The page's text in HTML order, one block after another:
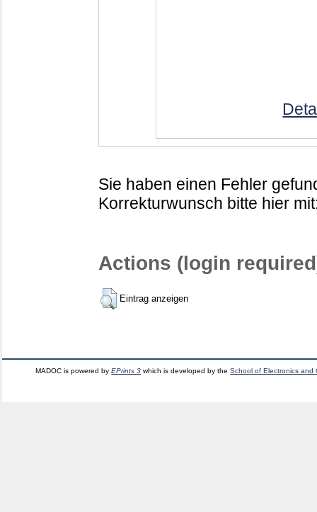
Sie haben einen Fehler
Korrekturwunsch bitte hier
Actions (login
Eintrag anzeigen
MADOC is powered byEPrints 3 which is developed by theSchool of Electronics and